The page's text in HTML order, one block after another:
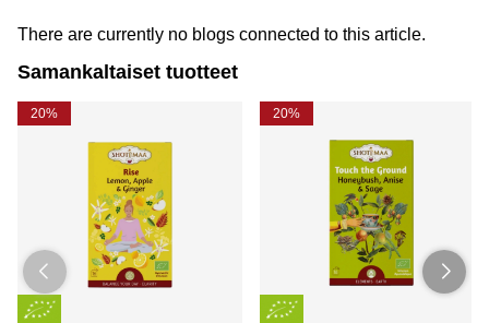
There are currently no blogs connected to this article.
Samankaltaiset tuotteet
20% 20%